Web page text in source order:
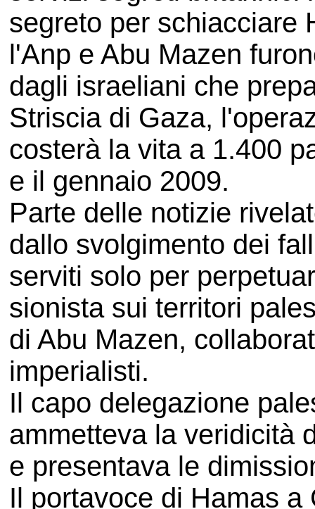
segreto per schiacciare
l'Anp e Abu Mazen
dagli israeliani che
Striscia di Gaza,
costerà la vita a 1.400
e il gennaio 2009.
Parte delle notizie
dallo svolgimento dei
serviti solo per
sionista sui territori
di Abu Mazen,
imperialisti.
Il capo delegazione
ammetteva la veridicità
e presentava le
Il portavoce di Hamas